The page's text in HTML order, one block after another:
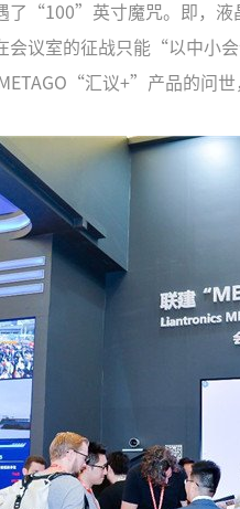
“100”英寸魔咒。即，液
会议室的征战只能“以中
汇议+”产品的问